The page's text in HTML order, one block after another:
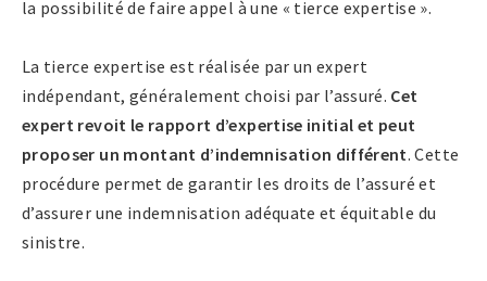
la possibilité de faire appel à une « tierce expertise ».
La tierce expertise est réalisée par un expert
indépendant, généralement choisi par l’assuré. Cet
expert revoit le rapport d’expertise initial et peut
proposer un montant d’indemnisation différent. Cette
procédure permet de garantir les droits de l’assuré et
d’assurer une indemnisation adéquate et équitable du
sinistre.